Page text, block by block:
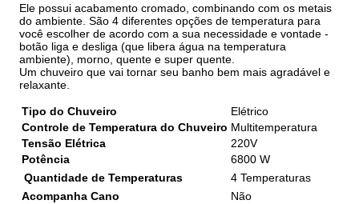
Ele possui acabamento cromado, combinando com os metais
do ambiente. São 4 diferentes opções de temperatura para
você escolher de acordo com a sua necessidade e vontade -
botão liga e desliga (que libera água na temperatura
ambiente), morno, quente e super quente.
Um chuveiro que vai tornar seu banho bem mais agradável e
relaxante.
Tipo do Chuveiro
Elétrico
Controle de Temperatura do Chuveiro Multitemperatura
Tensão Elétrica
220V
Potência
6800 W
Quantidade de Temperaturas
4 Temperaturas
Acompanha Cano
Não